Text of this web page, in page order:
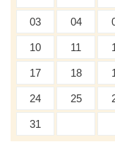
03 04
10 11
17 18
24 25
31